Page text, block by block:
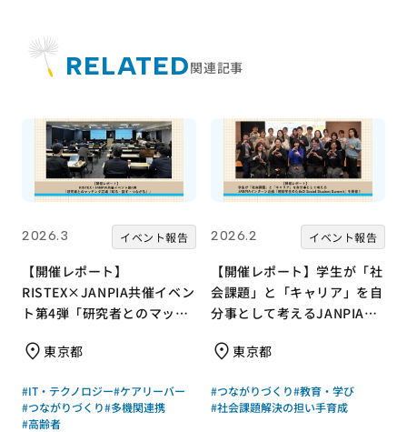
RELATED関連記事
2026.3 イベント報告
【開催レポート】
RISTEX×JANPIA共催イベン
ト第4弾「研究者とのマッチ
がる』」
東京都
#IT・テクノロジー#ケアリーバー
#つながりづくり#多機関連携
#高齢者
2026.2 イベント報告
【開催レポート】学生が「社
会課題」と「キャリア」を自
分事として考えるJANPIAイ
めの Social
東京都
#つながりづくり#教育・学び
#社会課題解決の担い手育成